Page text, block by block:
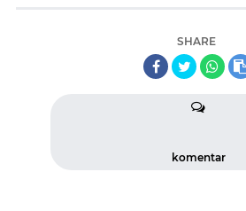
SHARE
komentar